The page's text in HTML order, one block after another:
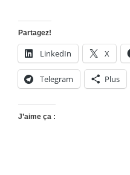
Partagez!
LinkedIn X
Telegram Plus
J’aime ça :